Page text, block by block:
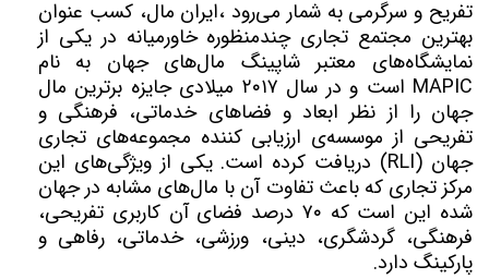
تفریح و سرگرمی به شمار می‌رود ،ایران مال، کسب عنوان
بهترین مجتمع تجاری چندمنظوره خاورمیانه در یکی از
نمایشگاه‌های معتبر شاپینگ مال‌های جهان به نام
MAPIC است و در سال ۲۰۱۷ میلادی جایزه برترین مال
جهان را از نظر ابعاد و فضاهای خدماتی، فرهنگی و
تفریحی از موسسه‌ی ارزیابی کننده مجموعه‌های تجاری
جهان (RLI) دریافت کرده است. یکی از ویژگی‌های این
مرکز تجاری که باعث تفاوت آن با مال‌های مشابه در جهان
شده این است که ۷۰ درصد فضای آن کاربری تفریحی،
فرهنگی، گردشگری، دینی، ورزشی، خدماتی، رفاهی و
پارکینگ دارد.